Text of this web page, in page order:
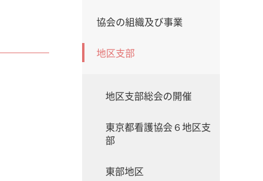
協会の組織及び事業
地区支部
地区支部総会の開催
東京都看護協会６地区支
部
東部地区